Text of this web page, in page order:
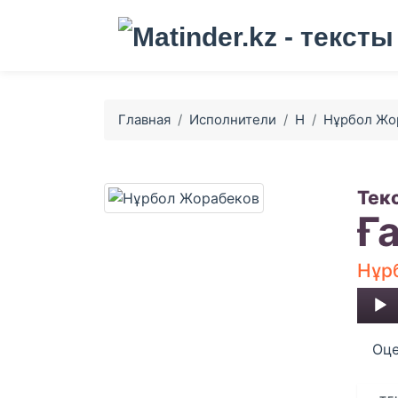
Главная Исполнители Н Нұрбол
Audio
Player